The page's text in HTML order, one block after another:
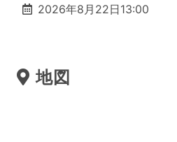
2026年8月22日13:00
地図